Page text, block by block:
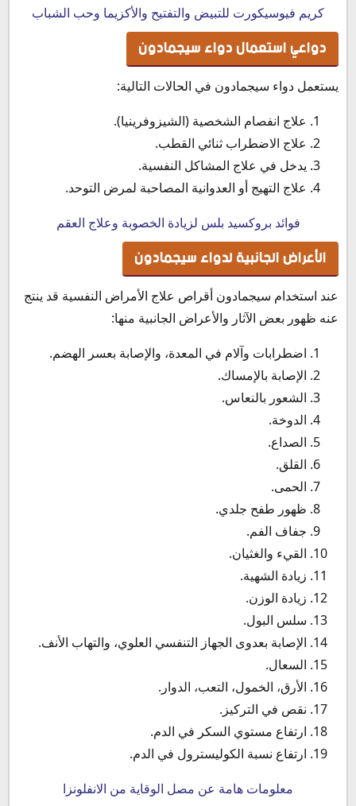
كريم فيوسيكورت للتبيض والتفتيح والأكزيما وحب الشباب
دواعي استعمال دواء سيجمادون
يستعمل دواء سيجمادون في الحالات التالية:
علاج انفصام الشخصية (الشيزوفرينيا).
علاج الاضطراب ثنائي القطب.
يدخل في علاج المشاكل النفسية.
علاج التهيج أو العدوانية المصاحبة لمرض التوحد.
فوائد بروكسيد بلس لزيادة الخصوبة وعلاج العقم
الأعراض الجانبية لدواء سيجمادون
عند استخدام سيجمادون أقراص علاج الأمراض النفسية قد ينتج
عنه ظهور بعض الآثار والأعراض الجانبية منها:
اضطرابات وآلام في المعدة، والإصابة بعسر الهضم.
الإصابة بالإمساك.
الشعور بالنعاس.
الدوخة.
الصداع.
القلق.
الحمى.
ظهور طفح جلدي.
جفاف الفم.
القيء والغثيان.
زيادة الشهية.
زيادة الوزن.
سلس البول.
الإصابة بعدوى الجهاز التنفسي العلوي، والتهاب الأنف.
السعال.
الأرق، الخمول، التعب، الدوار.
نقص في التركيز.
ارتفاع مستوي السكر في الدم.
ارتفاع نسبة الكوليسترول في الدم.
معلومات هامة عن مصل الوقاية من الانفلونزا